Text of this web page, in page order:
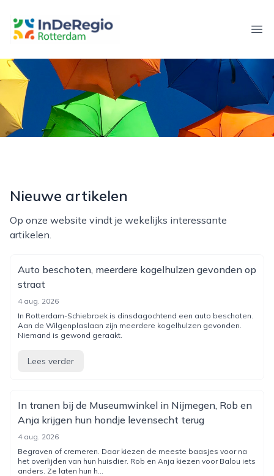
inderegiorotterdam.nl
Nieuwe artikelen
Op onze website vindt je wekelijks interessante
artikelen.
Auto beschoten, meerdere kogelhulzen gevonden op
straat
4 aug. 2026
In Rotterdam-Schiebroek is dinsdagochtend een auto beschoten.
Aan de Wilgenplaslaan zijn meerdere kogelhulzen gevonden.
Niemand is gewond geraakt.
Lees verder
In tranen bij de Museumwinkel in Nijmegen, Rob en
Anja krijgen hun hondje levensecht terug
4 aug. 2026
Begraven of cremeren. Daar kiezen de meeste baasjes voor na
het overlijden van hun huisdier. Rob en Anja kiezen voor Balou iets
anders. Ze laten hun h...